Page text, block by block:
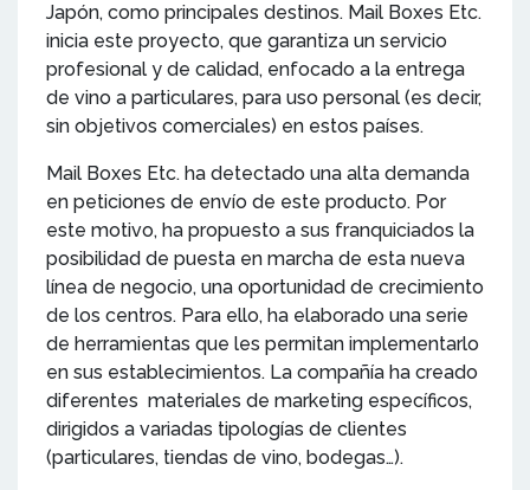
Japón, como principales destinos. Mail Boxes Etc.
inicia este proyecto, que garantiza un servicio
profesional y de calidad, enfocado a la entrega
de vino a particulares, para uso personal (es decir,
sin objetivos comerciales) en estos países.
Mail Boxes Etc. ha detectado una alta demanda
en peticiones de envío de este producto. Por
este motivo, ha propuesto a sus franquiciados la
posibilidad de puesta en marcha de esta nueva
línea de negocio, una oportunidad de crecimiento
de los centros. Para ello, ha elaborado una serie
de herramientas que les permitan implementarlo
en sus establecimientos. La compañía ha creado
diferentes materiales de marketing específicos,
dirigidos a variadas tipologías de clientes
(particulares, tiendas de vino, bodegas…).